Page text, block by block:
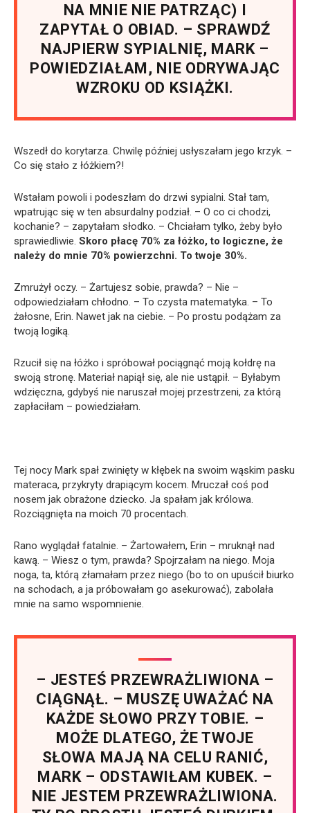
NA MNIE NIE PATRZĄC) I
ZAPYTAŁ O OBIAD. – SPRAWDŹ
NAJPIERW SYPIALNIĘ, MARK –
POWIEDZIAŁAM, NIE ODRYWAJĄC
WZROKU OD KSIĄŻKI.
Wszedł do korytarza. Chwilę później usłyszałam jego krzyk. –
Co się stało z łóżkiem?!
Wstałam powoli i podeszłam do drzwi sypialni. Stał tam,
wpatrując się w ten absurdalny podział. – O co ci chodzi,
kochanie? – zapytałam słodko. – Chciałam tylko, żeby było
sprawiedliwie. Skoro płacę 70% za łóżko, to logiczne, że
należy do mnie 70% powierzchni. To twoje 30%.
Zmrużył oczy. – Żartujesz sobie, prawda? – Nie –
odpowiedziałam chłodno. – To czysta matematyka. – To
żałosne, Erin. Nawet jak na ciebie. – Po prostu podążam za
twoją logiką.
Rzucił się na łóżko i spróbował pociągnąć moją kołdrę na
swoją stronę. Materiał napiął się, ale nie ustąpił. – Byłabym
wdzięczna, gdybyś nie naruszał mojej przestrzeni, za którą
zapłaciłam – powiedziałam.
Tej nocy Mark spał zwinięty w kłębek na swoim wąskim pasku
materaca, przykryty drapiącym kocem. Mruczał coś pod
nosem jak obrażone dziecko. Ja spałam jak królowa.
Rozciągnięta na moich 70 procentach.
Rano wyglądał fatalnie. – Żartowałem, Erin – mruknął nad
kawą. – Wiesz o tym, prawda? Spojrzałam na niego. Moja
noga, ta, którą złamałam przez niego (bo to on upuścił biurko
na schodach, a ja próbowałam go asekurować), zabolała
mnie na samo wspomnienie.
– JESTEŚ PRZEWRAŻLIWIONA –
CIĄGNĄŁ. – MUSZĘ UWAŻAĆ NA
KAŻDE SŁOWO PRZY TOBIE. –
MOŻE DLATEGO, ŻE TWOJE
SŁOWA MAJĄ NA CELU RANIĆ,
MARK – ODSTAWIŁAM KUBEK. –
NIE JESTEM PRZEWRAŻLIWIONA.